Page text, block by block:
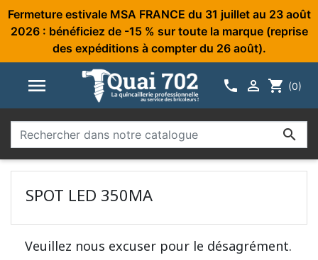
Fermeture estivale MSA FRANCE du 31 juillet au 23 août
2026 : bénéficiez de -15 % sur toute la marque (reprise
des expéditions à compter du 26 août).
   shopping_cart (0)

SPOT LED 350MA
Veuillez nous excuser pour le désagrément.